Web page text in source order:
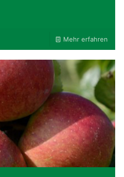
Mehr erfahren